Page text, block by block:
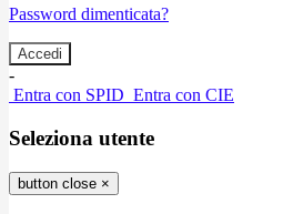
Password dimenticata?
-
Entra con SPID Entra con CIE
Seleziona utente
button close ×